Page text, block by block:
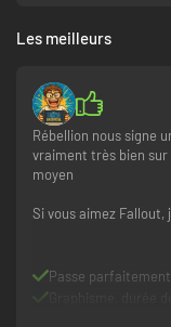
Les meilleurs
Rébellion nous signe
vraiment très bien sur
moyen
Si vous aimez Fallout,
Passe